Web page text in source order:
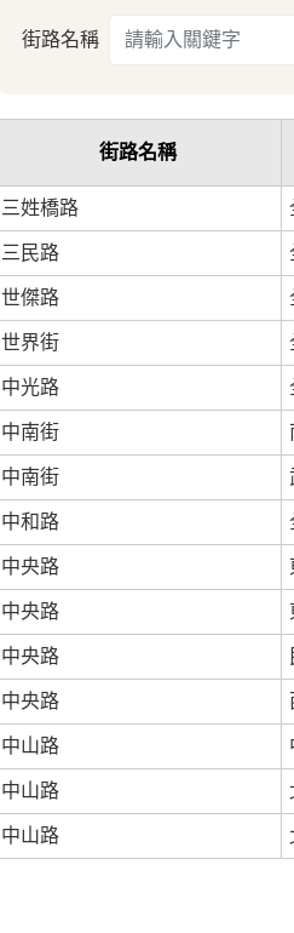
街路名稱
街路名稱
三姓橋路
三民路
世傑路
世界街
中光路
中南街
中南街
中和路
中央路
中央路
中央路
中央路
中山路
中山路
中山路